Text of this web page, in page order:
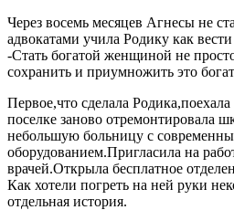
Через восемь месяцев Агнесы не
адвокатами учила Родику как вести
-Стать богатой женщиной не
сохранить и приумножить это
Первое,что сделала
поселке заново отремонтировала
небольшую больницу с
оборудованием.Пригласила на
врачей.Открыла бесплатное
Как хотели погреть на ней руки
отдельная история.